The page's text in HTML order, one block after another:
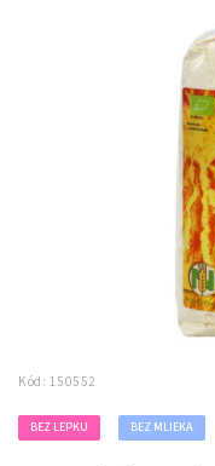
Kód: 150552
BEZ LEPKU BEZ MLIEKA